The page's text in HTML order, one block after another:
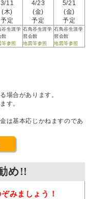
3/11
(木)
予定
4/23
(金)
予定
5/21
(金)
予定
谷生涯学
館
等参照
石鳥谷生涯学
習会館
地図等参照
石鳥谷生涯学
習会館
地図等参照
場合があります。
す。
は基本応じかねますのであ
め!!
みましょう！